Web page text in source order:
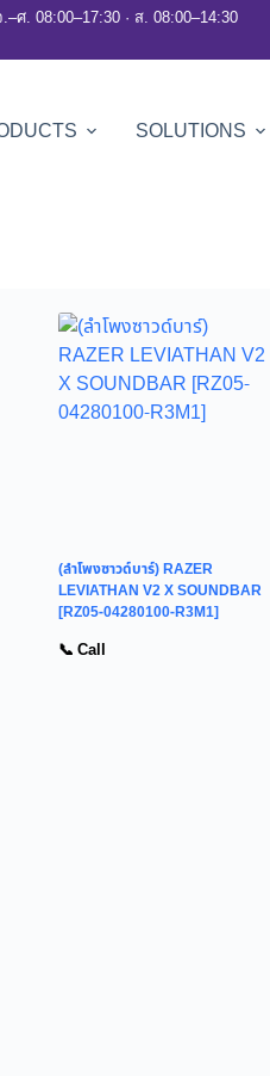
.–ศ. 08:00–17:30 · ส. 08:00–14:30
SOLUTIONS
(ลำโพงซาวด์บาร์) RAZER
LEVIATHAN V2 X SOUNDBAR
[RZ05-04280100-R3M1]
📞 Call